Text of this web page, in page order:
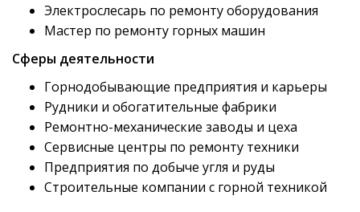
Электрослесарь по ремонту оборудования
Мастер по ремонту горных машин
Сферы деятельности
Горнодобывающие предприятия и карьеры
Рудники и обогатительные фабрики
Ремонтно-механические заводы и цеха
Сервисные центры по ремонту техники
Предприятия по добыче угля и руды
Строительные компании с горной техникой